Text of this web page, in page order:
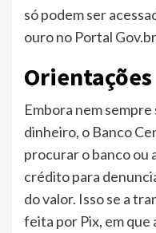
só podem ser
ouro no Portal
Orientações
Embora nem
dinheiro, o Banco
procurar o banco ou
crédito para
do valor. Isso se a
feita por Pix, em que